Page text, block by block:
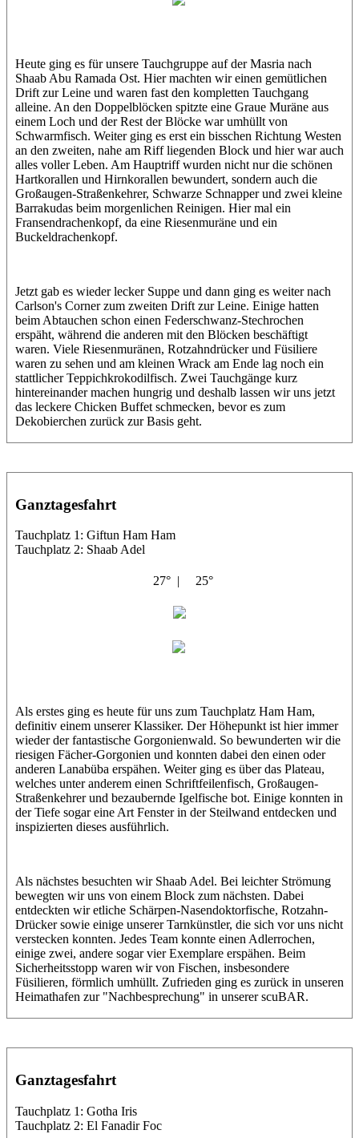
Heute ging es für unsere Tauchgruppe auf der Masria nach
Shaab Abu Ramada Ost. Hier machten wir einen gemütlichen
Drift zur Leine und waren fast den kompletten Tauchgang
alleine. An den Doppelblöcken spitzte eine Graue Muräne aus
einem Loch und der Rest der Blöcke war umhüllt von
Schwarmfisch. Weiter ging es erst ein bisschen Richtung Westen
an den zweiten, nahe am Riff liegenden Block und hier war auch
alles voller Leben. Am Hauptriff wurden nicht nur die schönen
Hartkorallen und Hirnkorallen bewundert, sondern auch die
Großaugen-Straßenkehrer, Schwarze Schnapper und zwei kleine
Barrakudas beim morgenlichen Reinigen. Hier mal ein
Fransendrachenkopf, da eine Riesenmuräne und ein
Buckeldrachenkopf.
Jetzt gab es wieder lecker Suppe und dann ging es weiter nach
Carlson's Corner zum zweiten Drift zur Leine. Einige hatten
beim Abtauchen schon einen Federschwanz-Stechrochen
erspäht, während die anderen mit den Blöcken beschäftigt
waren. Viele Riesenmuränen, Rotzahndrücker und Füsiliere
waren zu sehen und am kleinen Wrack am Ende lag noch ein
stattlicher Teppichkrokodilfisch. Zwei Tauchgänge kurz
hintereinander machen hungrig und deshalb lassen wir uns jetzt
das leckere Chicken Buffet schmecken, bevor es zum
Dekobierchen zurück zur Basis geht.
Ganztagesfahrt
Tauchplatz 1: Giftun Ham Ham
Tauchplatz 2: Shaab Adel
27° | 25°
Als erstes ging es heute für uns zum Tauchplatz Ham Ham,
definitiv einem unserer Klassiker. Der Höhepunkt ist hier immer
wieder der fantastische Gorgonienwald. So bewunderten wir die
riesigen Fächer-Gorgonien und konnten dabei den einen oder
anderen Lanabüba erspähen. Weiter ging es über das Plateau,
welches unter anderem einen Schriftfeilenfisch, Großaugen-
Straßenkehrer und bezaubernde Igelfische bot. Einige konnten in
der Tiefe sogar eine Art Fenster in der Steilwand entdecken und
inspizierten dieses ausführlich.
Als nächstes besuchten wir Shaab Adel. Bei leichter Strömung
bewegten wir uns von einem Block zum nächsten. Dabei
entdeckten wir etliche Schärpen-Nasendoktorfische, Rotzahn-
Drücker sowie einige unserer Tarnkünstler, die sich vor uns nicht
verstecken konnten. Jedes Team konnte einen Adlerrochen,
einige zwei, andere sogar vier Exemplare erspähen. Beim
Sicherheitsstopp waren wir von Fischen, insbesondere
Füsilieren, förmlich umhüllt. Zufrieden ging es zurück in unseren
Heimathafen zur "Nachbesprechung" in unserer scuBAR.
Ganztagesfahrt
Tauchplatz 1: Gotha Iris
Tauchplatz 2: El Fanadir Foc